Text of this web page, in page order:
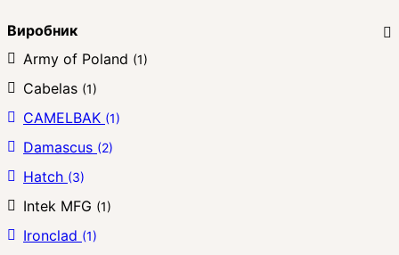
Виробник
Army of Poland (1)
Cabelas (1)
CAMELBAK (1)
Damascus (2)
Hatch (3)
Intek MFG (1)
Ironclad (1)